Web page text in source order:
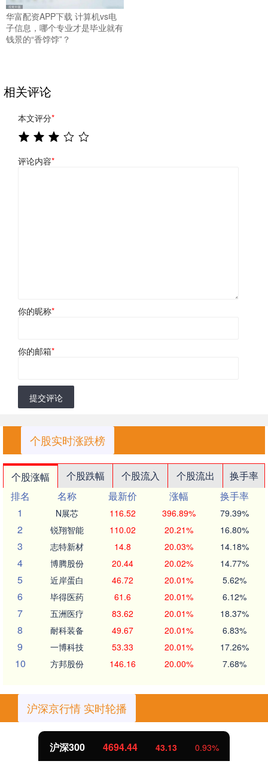
华富配资APP下载 计算机vs电
子信息，哪个专业才是毕业就有
钱景的“香饽饽”？
相关评论
本文评分*
评论内容*
你的昵称*
你的邮箱*
提交评论
个股实时涨跌榜
个股涨幅 个股跌幅 个股流入 个股流出
换手率
排名
名称 最新价 涨幅
换手率
1
N展芯 116.52 396.89% 79.39%
2 锐翔智能 110.02 20.21% 16.80%
3 志特新材 14.8 20.03% 14.18%
4 博腾股份 20.44 20.02% 14.77%
5 近岸蛋白 46.72 20.01% 5.62%
6 毕得医药 61.6 20.01% 6.12%
7 五洲医疗 83.62 20.01% 18.37%
8 耐科装备 49.67 20.01% 6.83%
9 一博科技 53.33 20.01% 17.26%
10 方邦股份 146.16 20.00% 7.68%
沪深京行情 实时轮播
沪深300 4694.44 43.13 0.93%